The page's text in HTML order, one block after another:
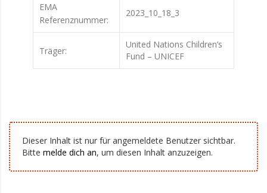
EMA
Referenznummer:
2023_10_18_3
Träger:
United Nations Children’s
Fund – UNICEF
Dieser Inhalt ist nur für angemeldete Benutzer sichtbar.
Bitte melde dich an, um diesen Inhalt anzuzeigen.